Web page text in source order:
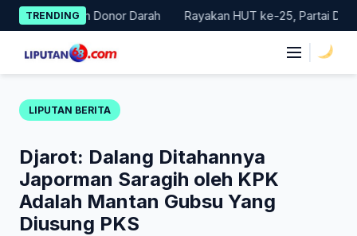
Skip
to
content
TRENDING
Donor Darah Rayakan HUT ke-25, Partai Demokrat
LIPUTAN BERITA
Djarot: Dalang Ditahannya
Japorman Saragih oleh KPK
Adalah Mantan Gubsu Yang
Diusung PKS